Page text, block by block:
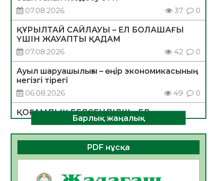
07.08.2026
37 0
ҚҰРЫЛТАЙ САЙЛАУЫ – ЕЛ БОЛАШАҒЫ
ҮШІН ЖАУАПТЫ ҚАДАМ
07.08.2026
42 0
Ауыл шаруашылығы – өңір экономикасының
негізгі тірегі
06.08.2026
49 0
ҚОҒАМДЫҚ БЕЛСЕНДІЛІК – ЕЛ
ДАМУЫНЫҢ НЕГІЗІ
06.08.2026
47 0
ҚҰРЫЛТАЙ САЙЛАУЫ – БОЛАШАҚҚА
06.08.2026
Барлық жаңалық
PDF нұсқа